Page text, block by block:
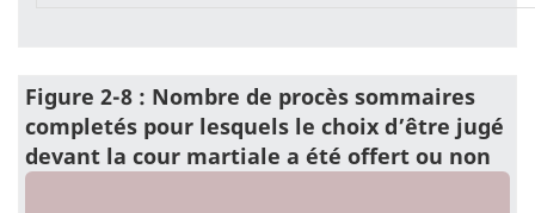
Figure 2-8 : Nombre de procès sommaires
completés pour lesquels le choix d’être jugé
devant la cour martiale a été offert ou non